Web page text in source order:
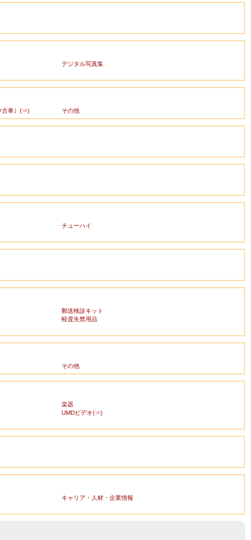
デジタル写真集
古車）(⇒) その他
チューハイ
郵送検診キット
軽度失禁用品
その他
楽器
UMDビデオ(⇒)
キャリア・人材・企業情報